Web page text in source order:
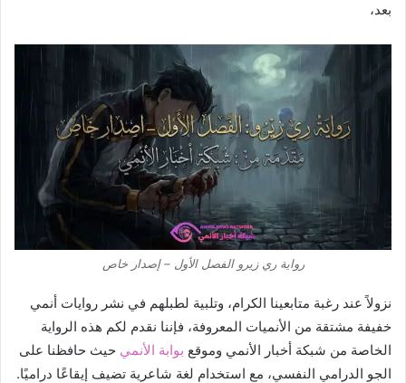
بعد،
رواية ري زيرو الفصل الأول – إصدار خاص
نزولاً عند رغبة متابعينا الكرام، وتلبية لطبلهم في نشر روايات أنمي
خفيفة مشتقة من الأنميات المعروفة، فإننا نقدم لكم هذه الرواية
الخاصة من شبكة أخبار الأنمي وموقع بوابة الأنمي حيث حافظنا على
الجو الدرامي النفسي، مع استخدام لغة شاعرية تضيف إيقاعًا دراميًا.